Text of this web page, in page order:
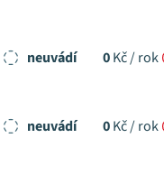
neuvádí 0Kč / rok
neuvádí 0Kč / rok